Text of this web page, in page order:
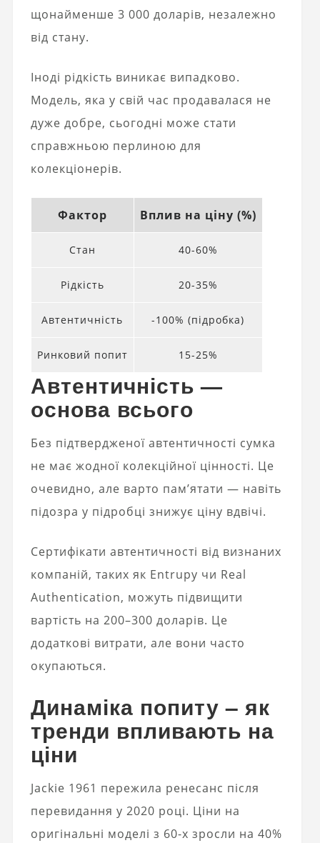
щонайменше 3 000 доларів, незалежно
від стану.
Іноді рідкість виникає випадково.
Модель, яка у свій час продавалася не
дуже добре, сьогодні може стати
справжньою перлиною для
колекціонерів.
Фактор Вплив на ціну (%)
Стан 40-60%
Рідкість 20-35%
Автентичність -100% (підробка)
Ринковий попит 15-25%
Автентичність —
основа всього
Без підтвердженої автентичності сумка
не має жодної колекційної цінності. Це
очевидно, але варто пам’ятати — навіть
підозра у підробці знижує ціну вдвічі.
Сертифікати автентичності від визнаних
компаній, таких як Entrupy чи Real
Authentication, можуть підвищити
вартість на 200–300 доларів. Це
додаткові витрати, але вони часто
окупаються.
Динаміка попиту – як
тренди впливають на
ціни
Jackie 1961 пережила ренесанс після
перевидання у 2020 році. Ціни на
оригінальні моделі з 60-х зросли на 40%